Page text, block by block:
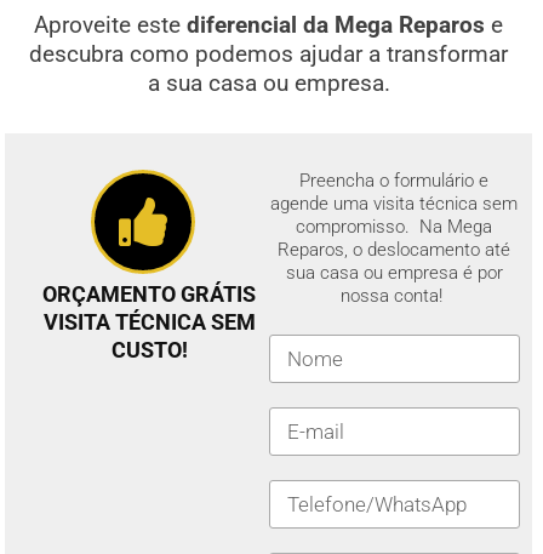
Aproveite estediferencial da Mega Reparos e
descubra como podemos ajudar a transformar
a sua casa ou empresa.
ORÇAMENTO GRÁTIS
VISITA TÉCNICA SEM
CUSTO!
Preencha o formulário e
agende uma visita técnica sem
compromisso. Na Mega
Reparos, o deslocamento até
sua casa ou empresa é por
nossa conta!